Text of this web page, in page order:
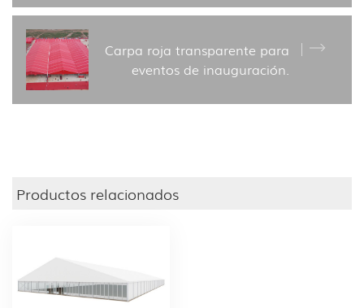
Carpa roja transparente para
eventos de inauguración.
Productos relacionados